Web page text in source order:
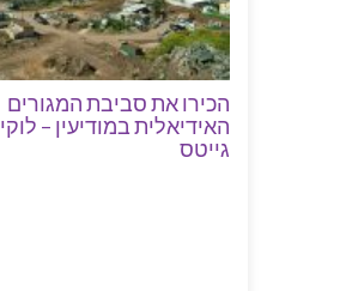
הכירו את סביבת המגורים
האידיאלית במודיעין – לוקי
גייטס